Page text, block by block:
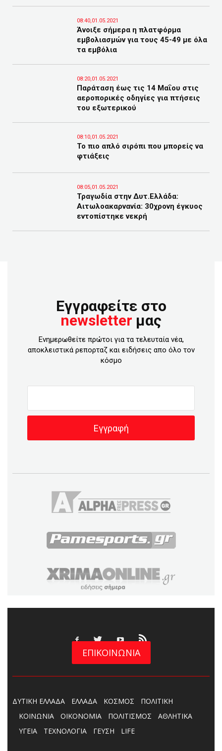
08:40,01.05.2021
Άνοιξε σήμερα η πλατφόρμα
εμβολιασμών για τους 45-49 με όλα
τα εμβόλια
08:20,01.05.2021
Παράταση έως τις 14 Μαΐου στις
αεροπορικές οδηγίες για πτήσεις
του εξωτερικού
08:10,01.05.2021
Το πιο απλό σιρόπι που μπορείς να
φτιάξεις
08:05,01.05.2021
Τραγωδία στην Δυτ.Ελλάδα:
Αιτωλοακαρνανία: 30χρονη έγκυος
εντοπίστηκε νεκρή
Εγγραφείτε στο
newsletter μας
Ενημερωθείτε πρώτοι για τα τελευταία νέα,
αποκλειστικά ρεπορταζ και ειδήσεις απο όλο τον
κόσμο
ΕΠΙΚΟΙΝΩΝΙΑ
ΔΥΤΙΚΗ ΕΛΛΑΔΑ ΕΛΛΑΔΑ ΚΟΣΜΟΣ
ΠΟΛΙΤΙΚΗ
ΚΟΙΝΩΝΙΑ
ΟΙΚΟΝΟΜΙΑ ΠΟΛΙΤΙΣΜΟΣ
ΑΘΛΗΤΙΚΑ
ΥΓΕΙΑ
ΤΕΧΝΟΛΟΓΙΑ ΓΕΥΣΗ LIFE